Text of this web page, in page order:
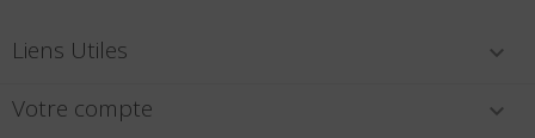
Liens Utiles 
Votre compte 